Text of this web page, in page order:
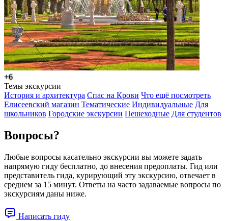
+6
Темы экскурсии
История и архитектура Спас на Крови Что ещё посмотреть
Елисеевский магазин Тематические Индивидуальные Для
школьников Городские экскурсии Пешеходные Для студентов
Вопросы?
Любые вопросы касательно экскурсии вы можете задать
напрямую гиду бесплатно, до внесения предоплаты. Гид или
представитель гида, курирующий эту экскурсию, отвечает в
среднем за 15 минут. Ответы на часто задаваемые вопросы по
экскурсиям даны ниже.
Написать гиду